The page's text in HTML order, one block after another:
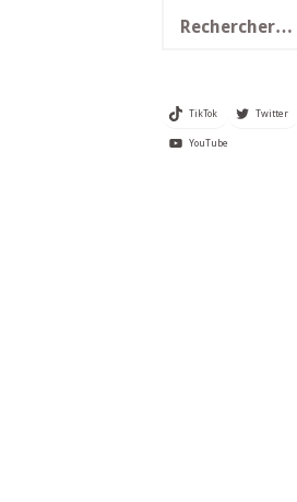
TikTok Twitter
YouTube